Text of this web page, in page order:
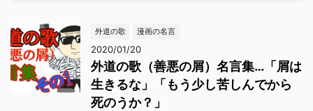
外道の歌 漫画の名言
2020/01/20
外道の歌（善悪の屑）名言集…「屑は
生きるな」「もう少し苦しんでから
死のうか？」